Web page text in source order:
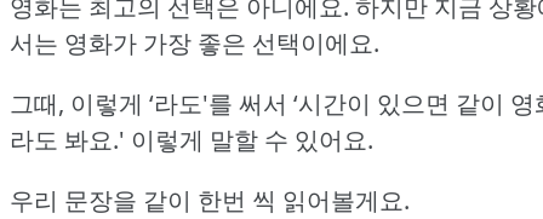
영화는 최고의 선택은 아니에요. 하지만 지금 상
서는 영화가 가장 좋은 선택이에요.
그때, 이렇게 ‘라도'를 써서 ‘시간이 있으면 같이 영
라도 봐요.' 이렇게 말할 수 있어요.
우리 문장을 같이 한번 씩 읽어볼게요.